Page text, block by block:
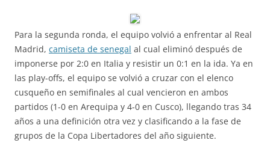
Para la segunda ronda, el equipo volvió a enfrentar al Real
Madrid, camiseta de senegal al cual eliminó después de
imponerse por 2:0 en Italia y resistir un 0:1 en la ida. Ya en
las play-offs, el equipo se volvió a cruzar con el elenco
cusqueño en semifinales al cual vencieron en ambos
partidos (1-0 en Arequipa y 4-0 en Cusco), llegando tras 34
años a una definición otra vez y clasificando a la fase de
grupos de la Copa Libertadores del año siguiente.